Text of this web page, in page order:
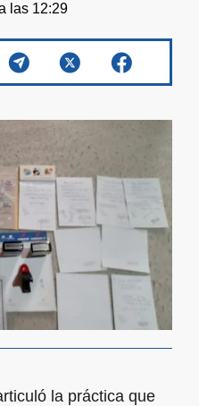
las 12:29
la práctica que